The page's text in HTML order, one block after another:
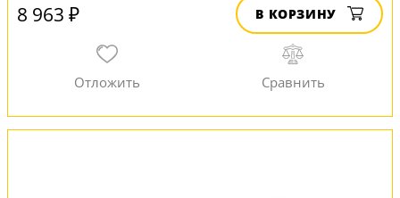
8 963 ₽ В КОРЗИНУ